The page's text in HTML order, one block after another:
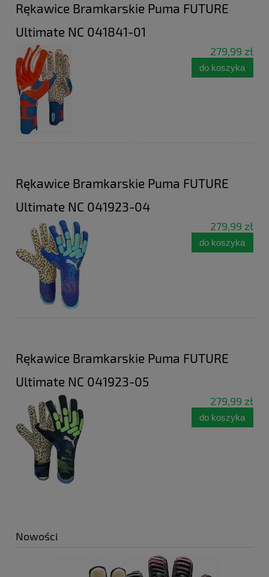
Rękawice Bramkarskie Puma FUTURE
Ultimate NC 041841-01
279,99 zł
do koszyka
Rękawice Bramkarskie Puma FUTURE
Ultimate NC 041923-04
279,99 zł
do koszyka
Rękawice Bramkarskie Puma FUTURE
Ultimate NC 041923-05
279,99 zł
do koszyka
Nowości